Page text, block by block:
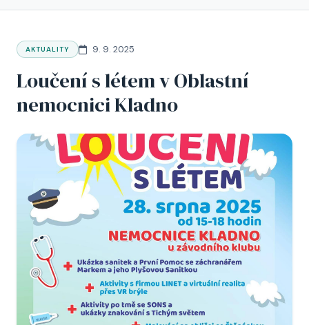
AKTUALITY 9. 9. 2025
Loučení s létem v Oblastní
nemocnici Kladno